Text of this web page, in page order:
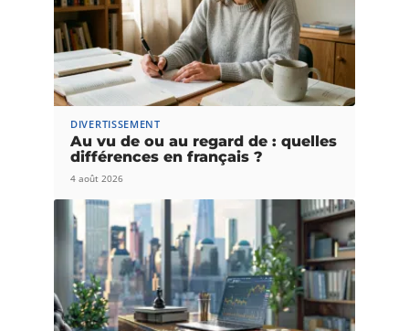
DIVERTISSEMENT
Au vu de ou au regard de : quelles
différences en français ?
4 août 2026